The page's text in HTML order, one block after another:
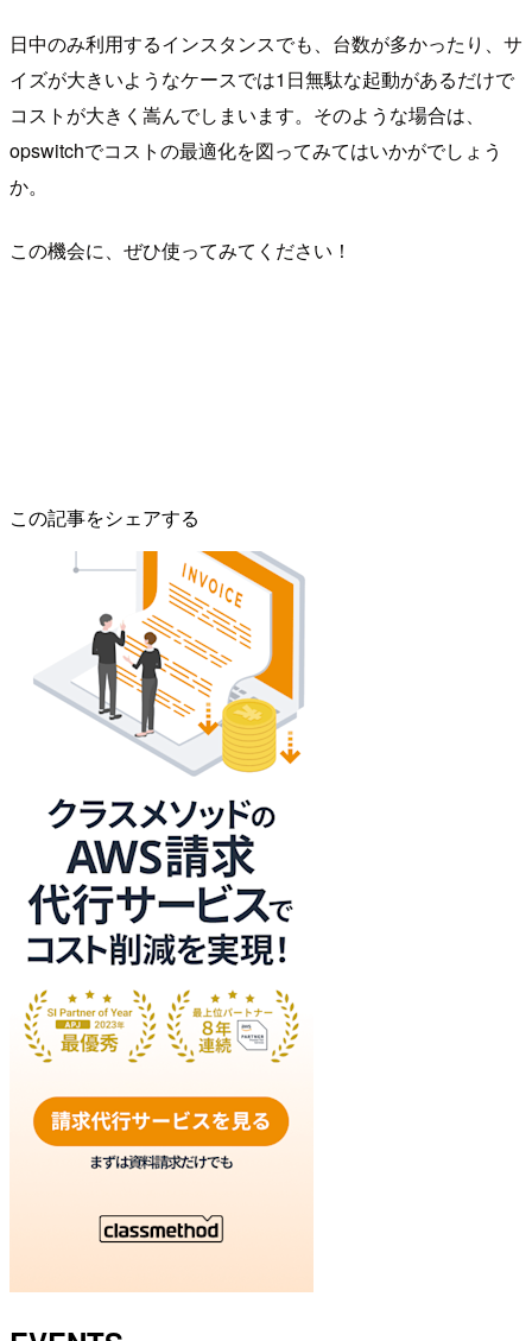
日中のみ利用するインスタンスでも、台数が多かったり、サ
イズが大きいようなケースでは1日無駄な起動があるだけで
コストが大きく嵩んでしまいます。そのような場合は、
opswitchでコストの最適化を図ってみてはいかがでしょう
か。
この機会に、ぜひ使ってみてください！
この記事をシェアする